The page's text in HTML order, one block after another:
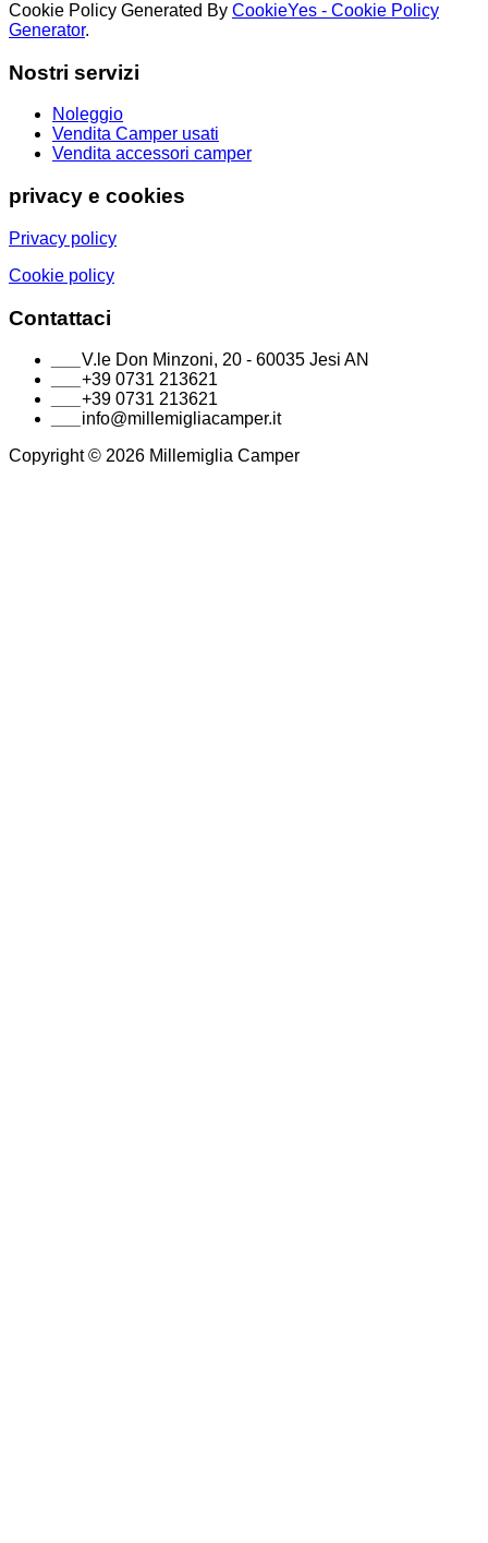
Cookie Policy Generated By CookieYes - Cookie Policy
Generator.
Nostri servizi
Noleggio
Vendita Camper usati
Vendita accessori camper
privacy e cookies
Privacy policy
Cookie policy
Contattaci
V.le Don Minzoni, 20 - 60035 Jesi AN
+39 0731 213621
+39 0731 213621
info@millemigliacamper.it
Copyright © 2026 Millemiglia Camper